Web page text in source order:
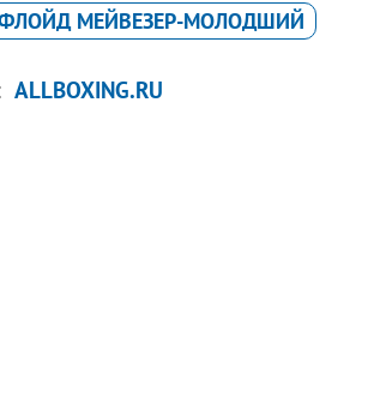
МЕЙВЕЗЕР-МОЛОДШИЙ
ALLBOXING.RU